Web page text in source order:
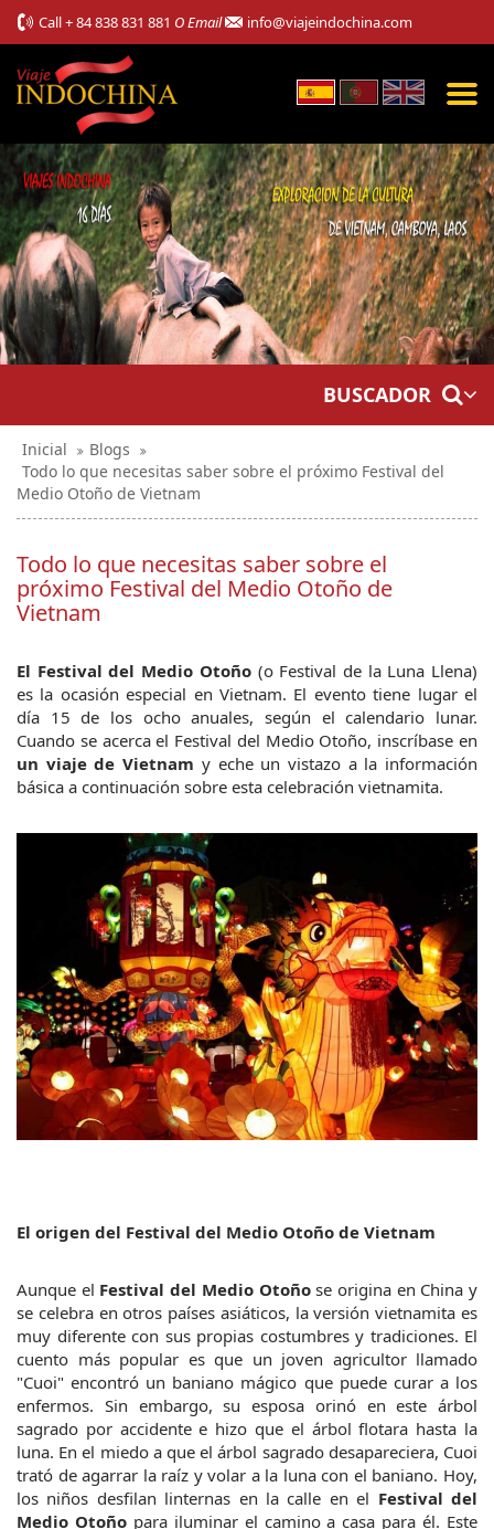
Call+ 84 838 831 881 O Email info@viajeindochina.com
BUSCADOR
Inicial
Blogs
Todo lo que necesitas saber sobre el próximo Festival del
Medio Otoño de Vietnam
Todo lo que necesitas saber sobre el
próximo Festival del Medio Otoño de
Vietnam
El Festival del Medio Otoño (o Festival de la Luna Llena)
es la ocasión especial en Vietnam. El evento tiene lugar el
día 15 de los ocho anuales, según el calendario lunar.
un viaje de Vietnam y eche un vistazo a la información
básica a continuación sobre esta celebración vietnamita.
El origen del Festival del Medio Otoño de Vietnam
Aunque el Festival del Medio Otoño se origina en China y
se celebra en otros países asiáticos, la versión vietnamita es
muy diferente con sus propias costumbres y tradiciones. El
cuento más popular es que un joven agricultor llamado
"Cuoi" encontró un baniano mágico que puede curar a los
enfermos. Sin embargo, su esposa orinó en este árbol
sagrado por accidente e hizo que el árbol flotara hasta la
luna. En el miedo a que el árbol sagrado desapareciera, Cuoi
trató de agarrar la raíz y volar a la luna con el baniano. Hoy,
los niños desfilan linternas en la calle en el Festival del
Medio Otoño para iluminar el camino a casa para él. Este